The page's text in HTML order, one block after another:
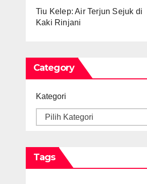
Tiu Kelep: Air Terjun Sejuk di
Kaki Rinjani
Category
Kategori
Tags